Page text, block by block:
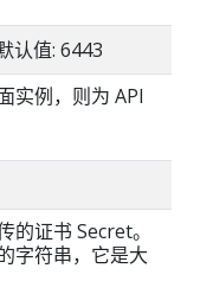
值: 6443
实例，则为 API
证书 Secret。
字符串，它是大